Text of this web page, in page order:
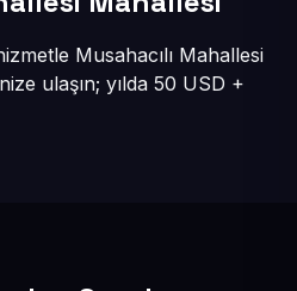
Musahacılı Mahallesi
ulaşın; yılda 50 USD +